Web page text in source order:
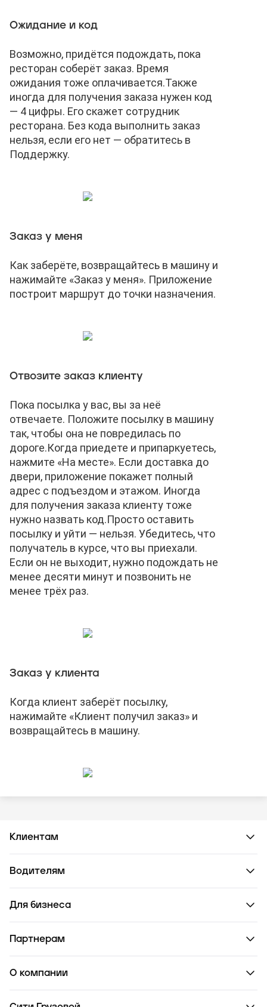
Ожидание и код
Возможно, придётся подождать, пока
ресторан соберёт заказ. Время
ожидания тоже оплачивается.Также
иногда для получения заказа нужен код
— 4 цифры. Его скажет сотрудник
ресторана. Без кода выполнить заказ
нельзя, если его нет — обратитесь в
Поддержку.
Заказ у меня
Как заберёте, возвращайтесь в машину и
нажимайте «Заказ у меня». Приложение
построит маршрут до точки назначения.
Отвозите заказ клиенту
Пока посылка у вас, вы за неё
отвечаете. Положите посылку в машину
так, чтобы она не повредилась по
дороге.Когда приедете и припаркуетесь,
нажмите «На месте». Если доставка до
двери, приложение покажет полный
адрес с подъездом и этажом. Иногда
для получения заказа клиенту тоже
нужно назвать код.Просто оставить
посылку и уйти — нельзя. Убедитесь, что
получатель в курсе, что вы приехали.
Если он не выходит, нужно подождать не
менее десяти минут и позвонить не
менее трёх раз.
Заказ у клиента
Когда клиент заберёт посылку,
нажимайте «Клиент получил заказ» и
возвращайтесь в машину.
Клиентам
Водителям
Для бизнеса
Партнерам
О компании